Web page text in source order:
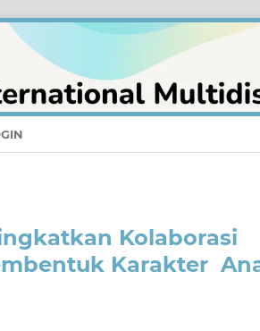
Kolaborasi
Karakter